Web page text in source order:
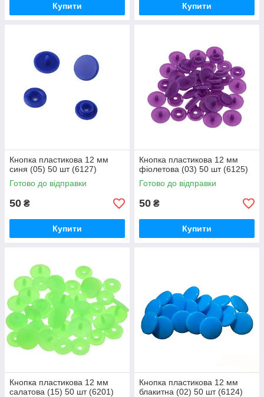
Купити Купити
Кнопка пластикова 12 мм
синя (05) 50 шт (6127)
Готово до відправки
50 ₴
Купити
Кнопка пластикова 12 мм
фіолетова (03) 50 шт (6125)
Готово до відправки
50 ₴
Купити
Кнопка пластикова 12 мм
салатова (15) 50 шт (6201)
Кнопка пластикова 12 мм
блакитна (02) 50 шт (6124)